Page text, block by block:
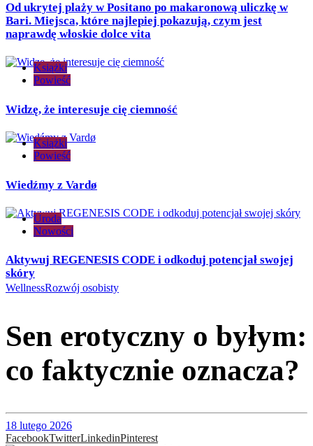
Od ukrytej plaży w Positano po makaronową uliczkę w
Bari. Miejsca, które najlepiej pokazują, czym jest
naprawdę włoskie dolce vita
Książki
Powieść
Widzę, że interesuje cię ciemność
Książki
Powieść
Wiedźmy z Vardø
Uroda
Nowości
Aktywuj REGENESIS CODE i odkoduj potencjał swojej
skóry
WellnessRozwój osobisty
Sen erotyczny o byłym:
co faktycznie oznacza?
18 lutego 2026
FacebookTwitterLinkedinPinterest